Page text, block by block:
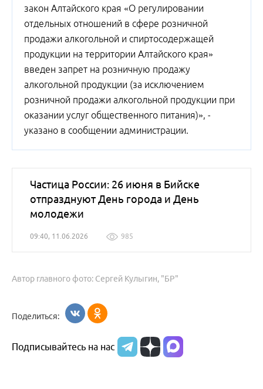
закон Алтайского края «О регулировании
отдельных отношений в сфере розничной
продажи алкогольной и спиртосодержащей
продукции на территории Алтайского края»
введен запрет на розничную продажу
алкогольной продукции (за исключением
розничной продажи алкогольной продукции при
оказании услуг общественного питания)», -
указано в сообщении администрации.
Частица России: 26 июня в Бийске
отпразднуют День города и День
молодежи
09:40, 11.06.2026 985
Автор главного фото: Сергей Кулыгин, "БР"
Поделиться:
Подписывайтесь на нас